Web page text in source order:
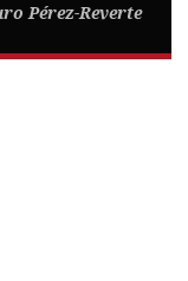
Pérez-Reverte